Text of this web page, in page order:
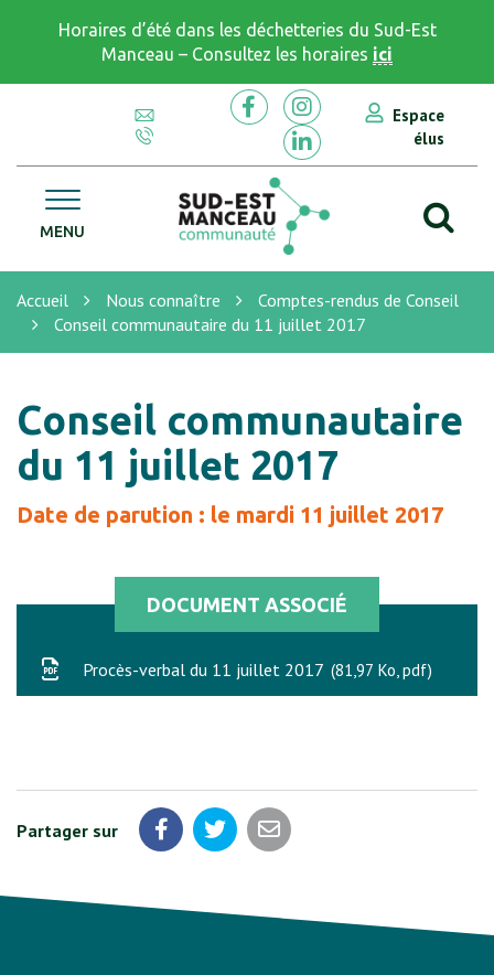
Horaires d’été dans les déchetteries du Sud-Est
Manceau – Consultez les horaires ici
Lien vers le compte Facebook
Lien vers le compte
Lien vers le compte
Espace
élus
MENU CC Sud Est Manceau
Accueil Nous connaître
Comptes-rendus de Conseil
Conseil communautaire du 11 juillet 2017
Conseil communautaire
du 11 juillet 2017
Date de parution : le mardi 11 juillet 2017
DOCUMENT ASSOCIÉ
Procès-verbal du 11 juillet 2017 81,97 Ko, pdf
Partager sur Partager sur Facebook
Partager sur Twitter
Partager par email